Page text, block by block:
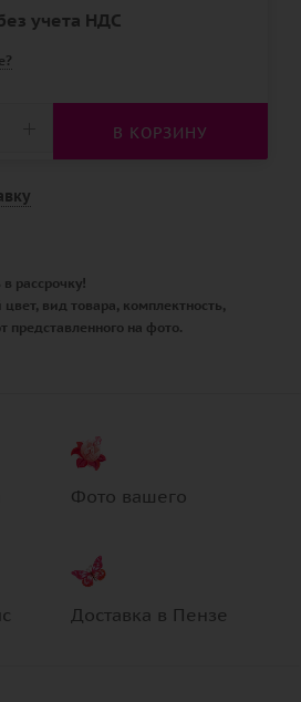
учета НДС
В КОРЗИНУ
рассрочку!
вид товара, комплектность,
представленного на фото.
Фото вашего
Доставка в Пензе